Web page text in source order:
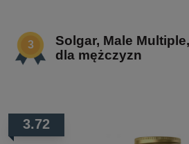
Solgar, Male
dla mężczyzn
3.72